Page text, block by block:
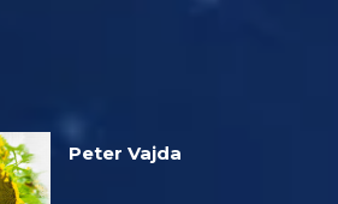
Peter Vajda